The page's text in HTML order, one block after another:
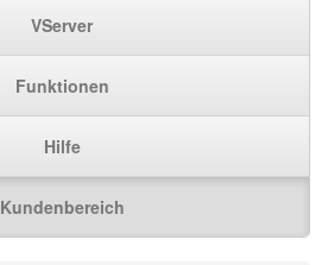
VServer
Funktionen
Hilfe
Kundenbereich